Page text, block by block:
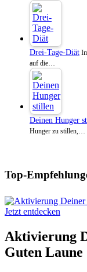
Drei-Tage-Diät
auf die…
Deinen Hunger
Hunger zu stillen,…
Top-
Jetzt entdecken
Aktivierung
Guten Laune